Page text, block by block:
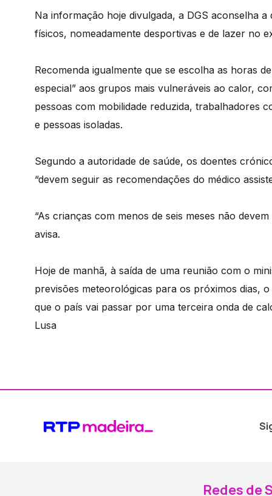
Na informação hoje divulgada, a DGS aconselha
físicos, nomeadamente desportivas e de lazer no
Recomenda igualmente que se escolha as horas
especial” aos grupos mais vulneráveis ao calor,
pessoas com mobilidade reduzida, trabalhadores
e pessoas isoladas.
Segundo a autoridade de saúde, os doentes
“devem seguir as recomendações do médico
“As crianças com menos de seis meses não
avisa.
Hoje de manhã, à saída de uma reunião com o
previsões meteorológicas para os próximos dias,
que o país vai passar por uma terceira onda de
Lusa
Redes de